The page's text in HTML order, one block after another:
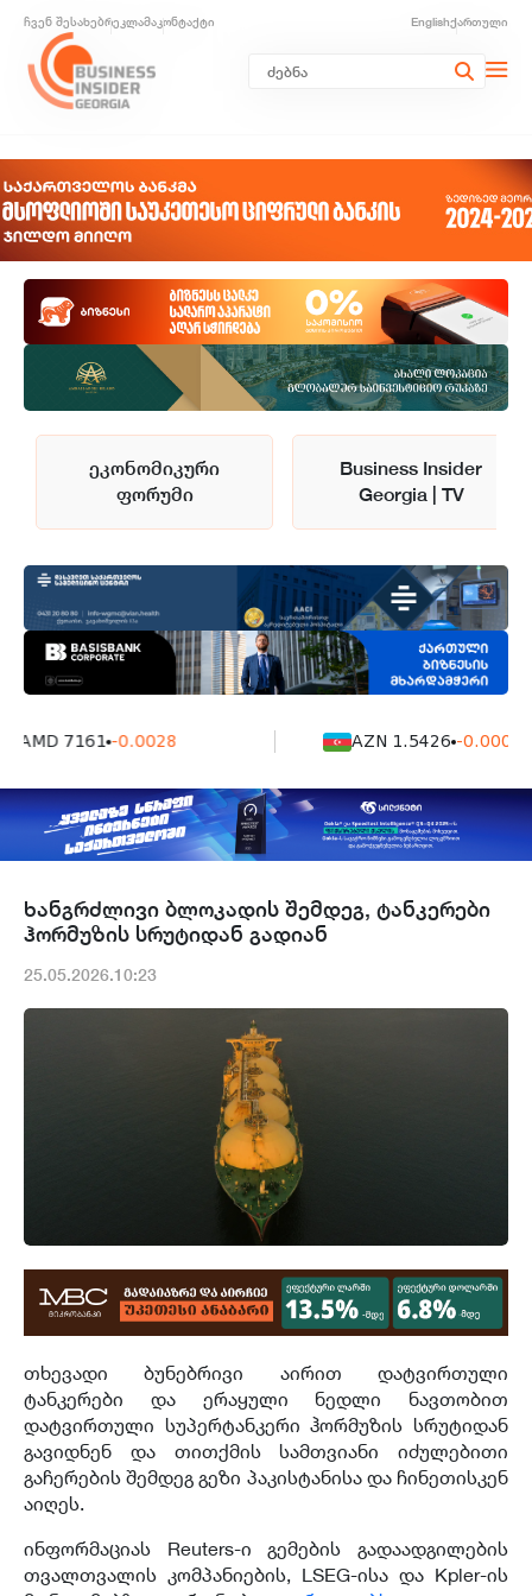
ჩვენ შესახებრეკლამაკონტაქტი Englishქართული
ეკონომიკური
ფორუმი
Business Insider
Georgia | TV
AMD 7161 -0.0028 AZN 1.5426 -0.0004
ხანგრძლივი ბლოკადის შემდეგ, ტანკერები
ჰორმუზის სრუტიდან გადიან
25.05.2026.10:23
თხევადი ბუნებრივი აირით დატვირთული
ტანკერები და ერაყული ნედლი ნავთობით
დატვირთული სუპერტანკერი ჰორმუზის სრუტიდან
გავიდნენ და თითქმის სამთვიანი იძულებითი
გაჩერების შემდეგ გეზი პაკისტანისა და ჩინეთისკენ
აიღეს.
ინფორმაციას Reuters-ი გემების გადაადგილების
თვალთვალის კომპანიების, LSEG-ისა და Kpler-ის